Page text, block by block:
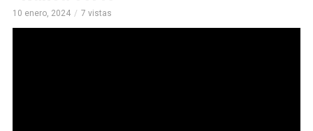
10 enero, 2024 7 vistas